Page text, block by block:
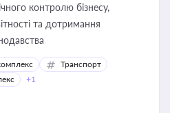
контролю бізнесу,
та дотримання
Транспорт
+1